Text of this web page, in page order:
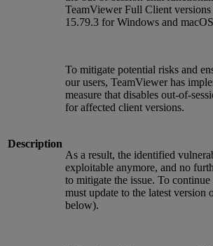
Description
TeamViewer Full Client
15.79.3 for Windows and
To mitigate potential risks and
our users, TeamViewer has
measure that disables out-of-
for affected client versions.
As a result, the identified
exploitable anymore, and no
to mitigate the issue. To continue
must update to the latest version
below).